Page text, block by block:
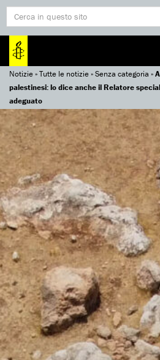
Notizie»Tutte le notizie»Senza categoria »
palestinesi: lo dice anche il Relatore
adeguato